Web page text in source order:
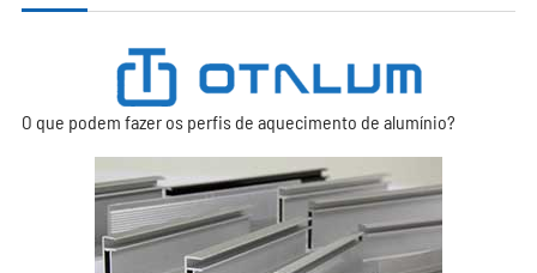
O que podem fazer os perfis de aquecimento de alumínio?